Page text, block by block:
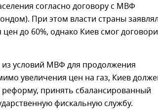
согласно договору с МВФ
При этом власти страны
до 60%, однако Киев смог
условий МВФ для продолжения
увеличения цен на газ, Киев
принять сбалансированный
фискальную службу.